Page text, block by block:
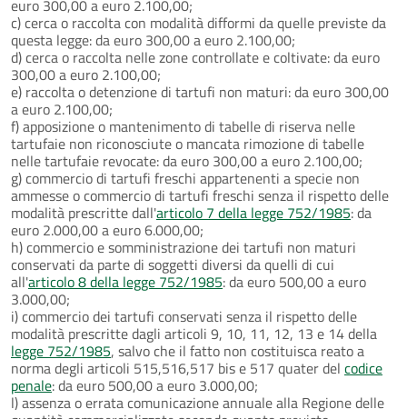
euro 300,00 a euro 2.100,00;
c) cerca o raccolta con modalità difformi da quelle previste da
questa legge: da euro 300,00 a euro 2.100,00;
d) cerca o raccolta nelle zone controllate e coltivate: da euro
300,00 a euro 2.100,00;
e) raccolta o detenzione di tartufi non maturi: da euro 300,00
a euro 2.100,00;
f) apposizione o mantenimento di tabelle di riserva nelle
tartufaie non riconosciute o mancata rimozione di tabelle
nelle tartufaie revocate: da euro 300,00 a euro 2.100,00;
g) commercio di tartufi freschi appartenenti a specie non
ammesse o commercio di tartufi freschi senza il rispetto delle
modalità prescritte dall'articolo 7 della legge 752/1985: da
euro 2.000,00 a euro 6.000,00;
h) commercio e somministrazione dei tartufi non maturi
conservati da parte di soggetti diversi da quelli di cui
all'articolo 8 della legge 752/1985: da euro 500,00 a euro
3.000,00;
i) commercio dei tartufi conservati senza il rispetto delle
modalità prescritte dagli articoli 9, 10, 11, 12, 13 e 14 della
legge 752/1985, salvo che il fatto non costituisca reato a
norma degli articoli 515,516,517 bis e 517 quater del codice
penale: da euro 500,00 a euro 3.000,00;
l) assenza o errata comunicazione annuale alla Regione delle